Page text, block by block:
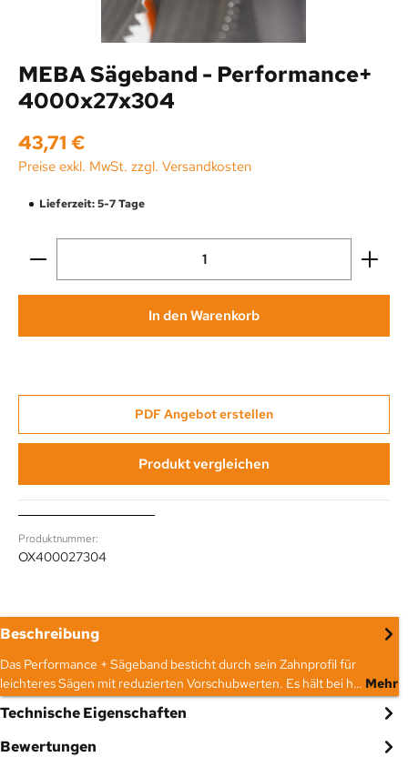
MEBA Sägeband - Performance+
4000x27x304
Regulärer Preis:
43,71 €
Preise exkl. MwSt. zzgl. Versandkosten
Lieferzeit: 5-7 Tage
Produkt Anzahl: Gib den gewünschten Wert ein
In den Warenkorb
PDF Angebot erstellen
Produkt vergleichen
Produktnummer:
OX400027304
Beschreibung
Das Performance + Sägeband besticht durch sein Zahnprofil für
leichteres Sägen mit reduzierten Vorschubwerten. Es hält bei h… Mehr
Technische Eigenschaften
Bewertungen